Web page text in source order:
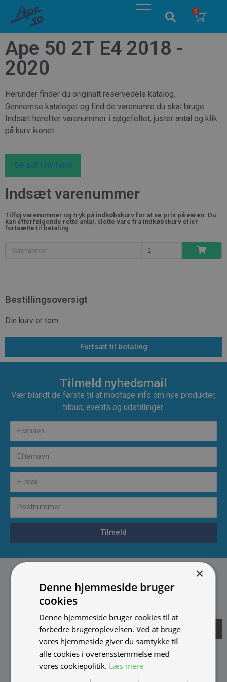
Ape 50 2T E4 2018 -
2020
Herunder finder du originalt reservedels katalog.
Gennemse kataloget og find de varenumre du skal bruge.
Indsæt herefter varenummer i søgefeltet, juster antal og klik
på kurv ikonet
Se pdf i ny fane
Indsæt varenummer
Tilføj varenummer og tryk på indkøbskurv for at se pris på varen. Du
kan efterfølgende rette antal, slette vare fra indkøbskurv eller
fortsætte til betaling
Bestillingsoversigt
Din kurv er tom
Fortsæt til betaling
Tilmeld nyhedsmail
Vær blandt de første til at modtage info om nye produkter,
tilbud, events og udstillinger.
Tilmeld
Fortryd køb
IMPORTØR
×
Denne hjemmeside bruger
cookies
Denne hjemmeside bruger cookies til at
forbedre brugeroplevelsen. Ved at bruge
vores hjemmeside giver du samtykke til
alle cookies i overensstemmelse med
vores cookiepolitik. Læs mere